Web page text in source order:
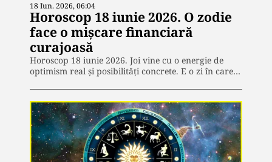
18 Iun. 2026, 06:04
Horoscop 18 iunie 2026. O zodie
face o mișcare financiară
curajoasă
Horoscop 18 iunie 2026. Joi vine cu o energie de
optimism real și posibilități concrete. E o zi în care…